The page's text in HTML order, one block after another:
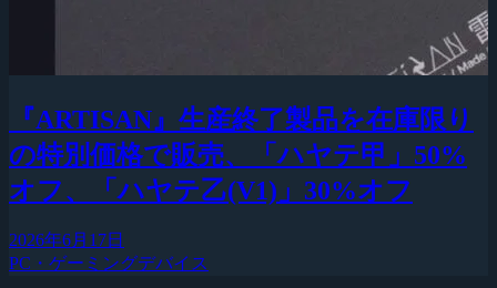
『ARTISAN』生産終了製品を在庫限り
の特別価格で販売、「ハヤテ甲」50%
オフ、「ハヤテ乙(V1)」30%オフ
2026年6月17日
PC・ゲーミングデバイス